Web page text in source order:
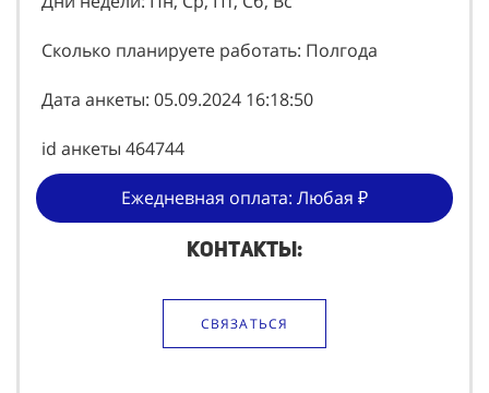
Дни недели: Пн, Ср, Пт, Сб, Вс
Сколько планируете работать: Полгода
Дата анкеты: 05.09.2024 16:18:50
id анкеты 464744
Ежедневная оплата: Любая ₽